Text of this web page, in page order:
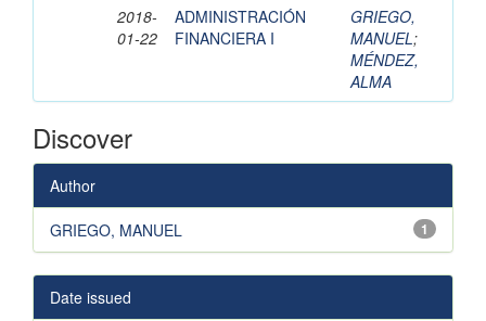
2018-
01-22
ADMINISTRACIÓN
FINANCIERA I
GRIEGO,
MANUEL;
MÉNDEZ,
ALMA
Discover
Author
1
GRIEGO, MANUEL
Date issued